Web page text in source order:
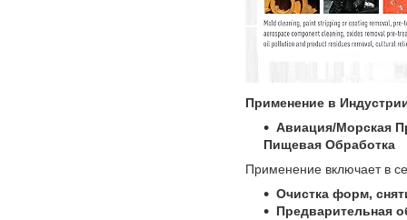
Применение в
Авиация/Морская
Пищевая Обработка
Применение включает в
Очистка форм,
Предварительная